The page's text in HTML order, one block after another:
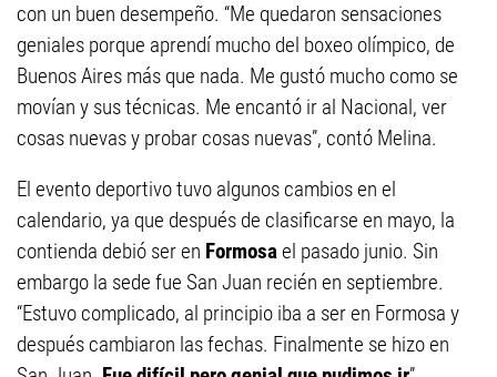
con un buen desempeño. “Me quedaron sensaciones
geniales porque aprendí mucho del boxeo olímpico, de
Buenos Aires más que nada. Me gustó mucho como se
movían y sus técnicas. Me encantó ir al Nacional, ver
cosas nuevas y probar cosas nuevas”, contó Melina.
El evento deportivo tuvo algunos cambios en el
calendario, ya que después de clasificarse en mayo, la
contienda debió ser en Formosael pasado junio. Sin
embargo la sede fue San Juan recién en septiembre.
“Estuvo complicado, al principio iba a ser en Formosa y
después cambiaron las fechas. Finalmente se hizo en